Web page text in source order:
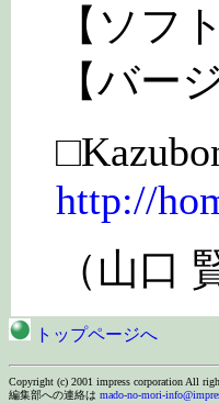
【ソフ
【バー
http://
（山口
トップページへ
Copyright (c) 2001 impress corporation All
編集部への連絡は mado-no-mori-